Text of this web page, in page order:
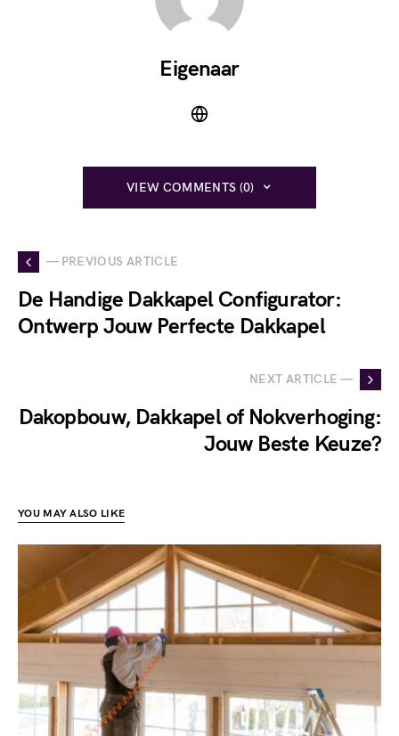
Eigenaar
VIEW COMMENTS (0)
— PREVIOUS ARTICLE
De Handige Dakkapel Configurator:
Ontwerp Jouw Perfecte Dakkapel
NEXT ARTICLE —
Dakopbouw, Dakkapel of Nokverhoging:
Jouw Beste Keuze?
YOU MAY ALSO LIKE